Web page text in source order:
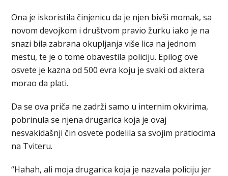
Ona je iskoristila činjenicu da je njen bivši momak, sa
novom devojkom i društvom pravio žurku iako je na
snazi bila zabrana okupljanja više lica na jednom
mestu, te je o tome obavestila policiju. Epilog ove
osvete je kazna od 500 evra koju je svaki od aktera
morao da plati.
Da se ova priča ne zadrži samo u internim okvirima,
pobrinula se njena drugarica koja je ovaj
nesvakidašnji čin osvete podelila sa svojim pratiocima
na Tviteru.
“Hahah, ali moja drugarica koja je nazvala policiju jer